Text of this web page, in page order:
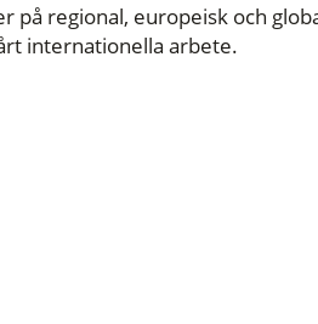
regional, europeisk och
internationella arbete.